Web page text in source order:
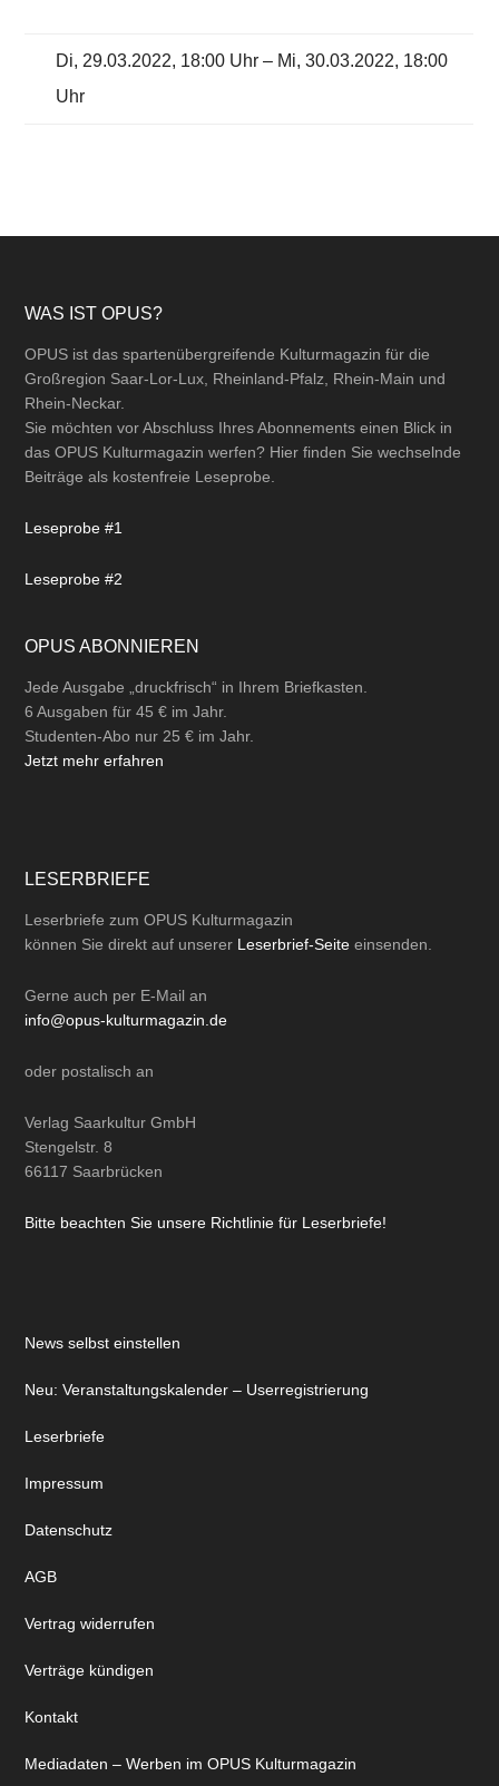
Di, 29.03.2022, 18:00 Uhr – Mi, 30.03.2022, 18:00
Uhr
Footer
WAS IST OPUS?
OPUS ist das spartenübergreifende Kulturmagazin für die
Großregion Saar-Lor-Lux, Rheinland-Pfalz, Rhein-Main und
Rhein-Neckar.
Sie möchten vor Abschluss Ihres Abonnements einen Blick in
das OPUS Kulturmagazin werfen? Hier finden Sie wechselnde
Beiträge als kostenfreie Leseprobe.
Leseprobe #1
Leseprobe #2
OPUS ABONNIEREN
Jede Ausgabe „druckfrisch“ in Ihrem Briefkasten.
6 Ausgaben für 45 € im Jahr.
Studenten-Abo nur 25 € im Jahr.
Jetzt mehr erfahren
LESERBRIEFE
Leserbriefe zum OPUS Kulturmagazin
können Sie direkt auf unserer Leserbrief-Seite einsenden.
Gerne auch per E-Mail an
info@opus-kulturmagazin.de
oder postalisch an
Verlag Saarkultur GmbH
Stengelstr. 8
66117 Saarbrücken
Bitte beachten Sie unsere Richtlinie für Leserbriefe!
News selbst einstellen
Neu: Veranstaltungskalender – Userregistrierung
Leserbriefe
Impressum
Datenschutz
AGB
Vertrag widerrufen
Verträge kündigen
Kontakt
Mediadaten – Werben im OPUS Kulturmagazin